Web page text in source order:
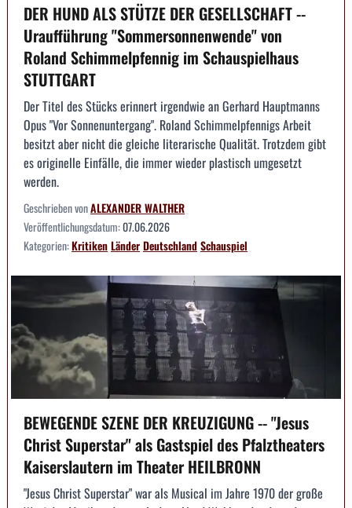
DER HUND ALS STÜTZE DER GESELLSCHAFT --
Uraufführung "Sommersonnenwende" von
Roland Schimmelpfennig im Schauspielhaus
STUTTGART
Der Titel des Stücks erinnert irgendwie an Gerhard Hauptmanns
Opus "Vor Sonnenuntergang". Roland Schimmelpfennigs Arbeit
besitzt aber nicht die gleiche literarische Qualität. Trotzdem gibt
es originelle Einfälle, die immer wieder plastisch umgesetzt
werden.
Geschrieben vonALEXANDER WALTHER
Veröffentlichungsdatum:07.06.2026
Kategorien:KritikenLänderDeutschlandSchauspiel
BEWEGENDE SZENE DER KREUZIGUNG -- "Jesus
Christ Superstar" als Gastspiel des Pfalztheaters
Kaiserslautern im Theater HEILBRONN
"Jesus Christ Superstar" war als Musical im Jahre 1970 der große